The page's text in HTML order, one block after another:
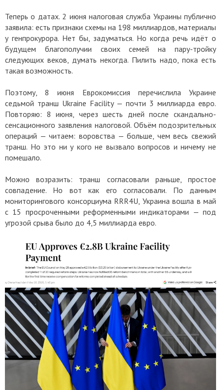
Теперь о датах. 2 июня налоговая служба Украины публично
заявила: есть признаки схемы на 198 миллиардов, материалы
у генпрокурора. Нет бы, задуматься. Но когда речь идёт о
будущем благополучии своих семей на пару-тройку
следующих веков, думать некогда. Пилить надо, пока есть
такая возможность.
Поэтому, 8 июня Еврокомиссия перечислила Украине
седьмой транш Ukraine Facility — почти 3 миллиарда евро.
Повторяю: 8 июня, через шесть дней после скандально-
сенсационного заявления налоговой. Объём подозрительных
операций — читаем: воровства — больше, чем весь свежий
транш. Но это ни у кого не вызвало вопросов и ничему не
помешало.
Можно возразить: транш согласовали раньше, простое
совпадение. Но вот как его согласовали. По данным
мониторингового консорциума RRR4U, Украина вошла в май
с 15 просроченными реформенными индикаторами — под
угрозой срыва было до 4,5 миллиарда евро.